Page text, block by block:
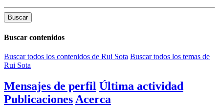
Buscar
Buscar contenidos
Buscar todos los contenidos de Rui Sota Buscar todos los temas de
Rui Sota
Mensajes de perfil Última actividad
Publicaciones Acerca